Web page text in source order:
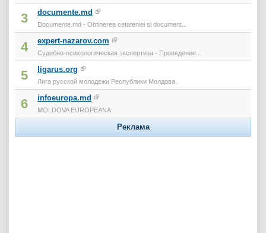
3 documente.md
Documente.md - Obtinerea cetateniei si document...
4 expert-nazarov.com
Судебно-психологическая экспертиза - Проведение...
5 ligarus.org
Лига русской молодежи Республики Молдова.
6 infoeuropa.md
MOLDOVA EUROPEANA
Реклама